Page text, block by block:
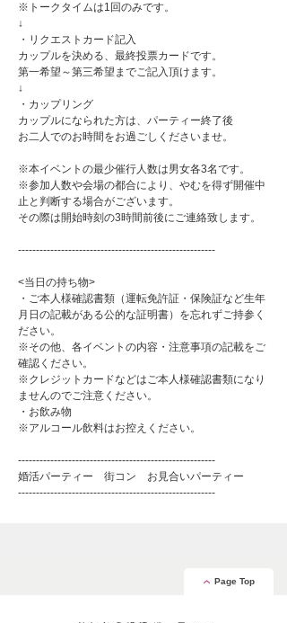
※トークタイムは1回のみです。
↓
・リクエストカード記入
カップルを決める、最終投票カードです。
第一希望～第三希望までご記入頂けます。
↓
・カップリング
カップルになられた方は、パーティー終了後
お二人でのお時間をお過ごしくださいませ。
※本イベントの最少催行人数は男女各3名です。
※参加人数や会場の都合により、やむを得ず開催中
止と判断する場合がございます。
その際は開始時刻の3時間前後にご連絡致します。
-------------------------------------------------------
<当日の持ち物>
・ご本人様確認書類（運転免許証・保険証など生年
月日の記載がある公的な証明書）を忘れずご持参く
ださい。
※その他、各イベントの内容・注意事項の記載をご
確認ください。
※クレジットカードなどはご本人様確認書類になり
ませんのでご注意ください。
・お飲み物
※アルコール飲料はお控えください。
-------------------------------------------------------
婚活パーティー 街コン お見合いパーティー
-------------------------------------------------------
Page Top